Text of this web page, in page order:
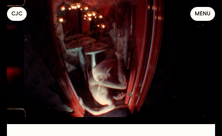
COLLECTIF
JEUNE
C INÉMA MENU